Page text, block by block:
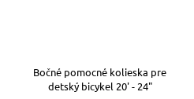
Bočné pomocné kolieska pre
detský bicykel 20' - 24"